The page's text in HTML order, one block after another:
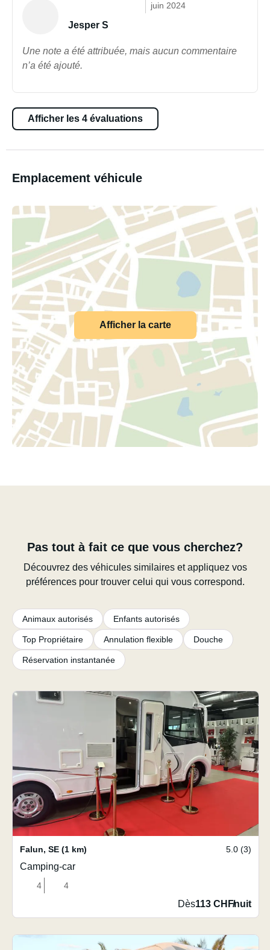
juin 2024
Jesper S
Une note a été attribuée, mais aucun commentaire
n’a été ajouté.
Afficher les 4 évaluations
Emplacement véhicule
Afficher la carte
Pas tout à fait ce que vous cherchez?
Découvrez des véhicules similaires et appliquez vos
préférences pour trouver celui qui vous correspond.
Animaux autorisés Enfants autorisés
Top Propriétaire Annulation flexible Douche
Réservation instantanée
Falun, SE (1 km) 5.0 (3)
Camping-car
4 4
Dès113 CHF/nuit